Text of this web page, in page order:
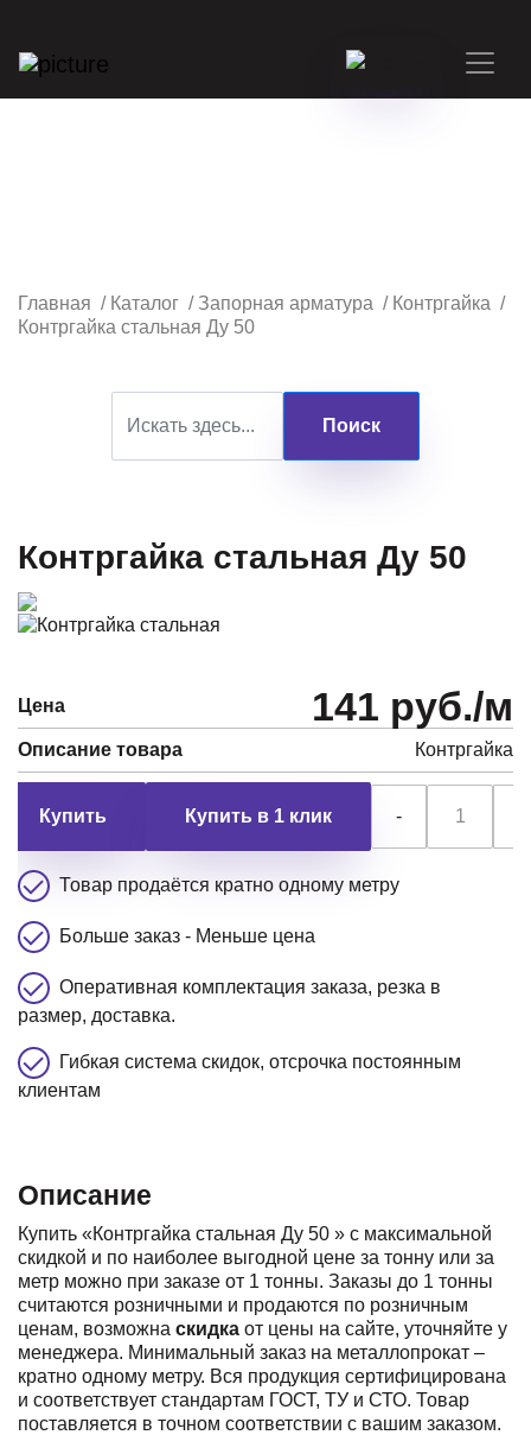
Главная / Каталог / Запорная арматура / Контргайка /
Контргайка стальная Ду 50
Поиск
Контргайка стальная Ду 50
Цена 141 руб./м
Описание товара Контргайка
Купить в 1 клик -
Товар продаётся кратно одному метру
Больше заказ - Меньше цена
Оперативная комплектация заказа, резка в
размер, доставка.
Гибкая система скидок, отсрочка постоянным
клиентам
Описание
Купить «Контргайка стальная Ду 50 » с максимальной
скидкой и по наиболее выгодной цене за тонну или за
метр можно при заказе от 1 тонны. Заказы до 1 тонны
считаются розничными и продаются по розничным
ценам, возможна скидка от цены на сайте, уточняйте у
менеджера. Минимальный заказ на металлопрокат –
кратно одному метру. Вся продукция сертифицирована
и соответствует стандартам ГОСТ, ТУ и СТО. Товар
поставляется в точном соответствии с вашим заказом.